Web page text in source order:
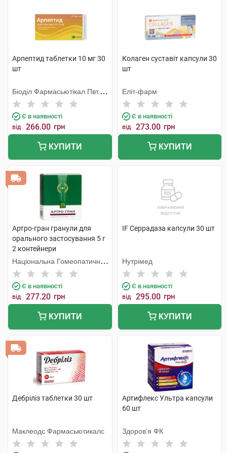
Арпептид таблетки 10 мг 30
шт
Біоділ Фармасьютікал Пвт.
Лтд.
Є в наявності
від 266.00 грн
КУПИТИ
Колаген суставіт капсули 30
шт
Еліт-фарм
Є в наявності
від 273.00 грн
КУПИТИ
Артро-гран гранули для
орального застосування 5 г
2 контейнери
Національна Гомеопатична
Спілка
Є в наявності
від 277.20 грн
КУПИТИ
IF Серрадаза капсули 30 шт
Нутрімед
Є в наявності
від 295.00 грн
КУПИТИ
Дебріліз таблетки 30 шт
Маклеодс Фармасьютикалс
Артифлекс Ультра капсули
60 шт
Здоров'я ФК